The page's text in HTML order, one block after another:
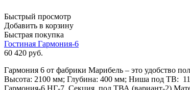
Быстрый просмотр
Добавить в корзину
Быстрая покупка
Гостиная Гармония-6
60 420 руб.
Гармония 6 от фабрики Марибель – это удобство
Высота: 2100 мм; Глубина: 400 мм; Ниша под ТВ:
Гармония-6 НГ-7 Секция под ТВА (вариант-2)